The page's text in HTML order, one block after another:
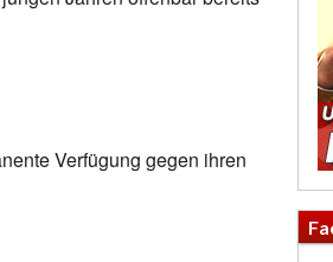
Verfügung gegen ihren